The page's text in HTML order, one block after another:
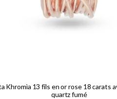
Khromìa 13 fils en or rose 18 carats
quartz fumé